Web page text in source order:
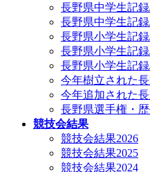
長野県中学生記
長野県中学生記
長野県小学生記
長野県小学生記
長野県小学生記
今年樹立された
今年追加された
長野県選手権・
競技会結果
競技会結果2026
競技会結果2025
競技会結果2024